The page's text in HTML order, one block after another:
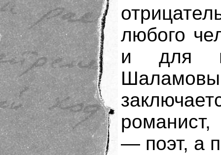
любого
и для
— поэт, а